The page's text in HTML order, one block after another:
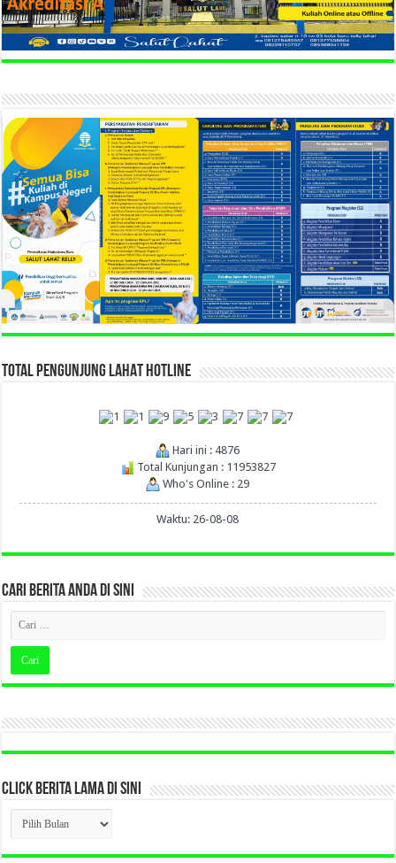
TOTAL PENGUNJUNG LAHAT HOTLINE
Hari ini : 4876
Total Kunjungan : 11953827
Who's Online : 29
Waktu: 26-08-08
CARI BERITA ANDA DI SINI
CLICK BERITA LAMA DI SINI
CLICK
BERITA
LAMA
DI